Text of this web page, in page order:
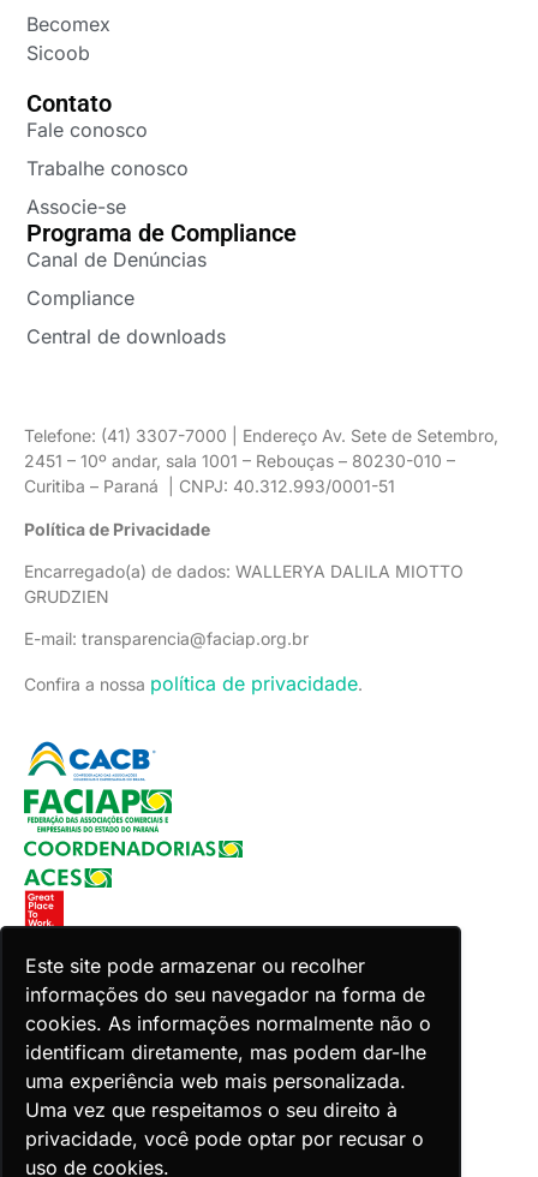
Este site pode armazenar ou recolher
informações do seu navegador na forma de
cookies. As informações normalmente não o
identificam diretamente, mas podem dar-lhe
uma experiência web mais personalizada.
Uma vez que respeitamos o seu direito à
privacidade, você pode optar por recusar o
uso de cookies.
Becomex
Sicoob
Contato
Fale conosco
Trabalhe conosco
Associe-se
Programa de Compliance
Canal de Denúncias
Compliance
Central de downloads
Telefone: (41) 3307-7000 | Endereço Av. Sete de Setembro,
2451 – 10º andar, sala 1001 – Rebouças – 80230-010 –
Curitiba – Paraná | CNPJ: 40.312.993/0001-51
Política de Privacidade
Encarregado(a) de dados: WALLERYA DALILA MIOTTO
GRUDZIEN
E-mail: transparencia@faciap.org.br
Confira a nossa política de privacidade.
Copyright 2026 Faciap. Todos os direitos reservados.
Desenvolvido por Zion ACES.